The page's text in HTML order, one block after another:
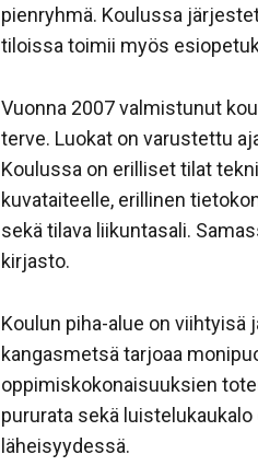
pienryhmä. Koulussa
tiloissa toimii myös
Vuonna 2007 valmistunut
terve. Luokat on varustettu
Koulussa on erilliset tilat
kuvataiteelle, erillinen
sekä tilava liikuntasali.
kirjasto.
Koulun piha-alue on viihtyisä
kangasmetsä tarjoaa
oppimiskokonaisuuksien
pururata sekä
läheisyydessä.